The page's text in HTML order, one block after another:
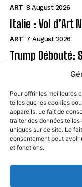
Pour offrir les meilleures
telles que les cookies
appareils. Le fait de
traiter des données
uniques sur ce site. Le
consentement peut
et fonctions.
ART 8 August 2026
Italie : Vol d’Art
ART 7 August 2026
Trump Débouté:
Page
CONTACT
MENTIONS LÉGALES